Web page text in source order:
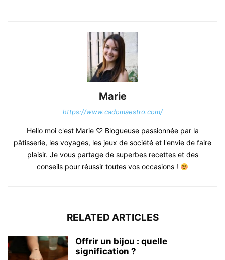
Marie
https://www.cadomaestro.com/
Hello moi c'est Marie ♡ Blogueuse passionnée par la
pâtisserie, les voyages, les jeux de société et l'envie de faire
plaisir. Je vous partage de superbes recettes et des
conseils pour réussir toutes vos occasions !
RELATED ARTICLES
Offrir un bijou : quelle
signification ?